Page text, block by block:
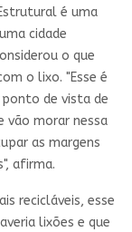
é uma
cidade
o que
o lixo. "Esse é
de vista de
vão morar nessa
as margens
afirma.
recicláveis, esse
lixões e que